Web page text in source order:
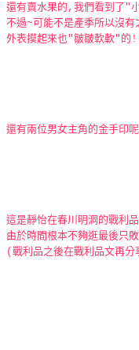
還有賣水果的,我們看到了"
不過~可能不是產季所以沒
外表摸起來也"皺皺軟軟"
還有兩位男女主角的金手印
這是靜怡在春川明洞的戰利
由於時間根本不夠逛最後只
(戰利品之後在戰利品文再